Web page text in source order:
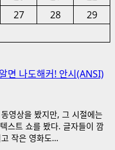
27 28
29
면 나도해커! 안시(ANSI)
영상을 봤지만, 그 시절에는
스트 쇼를 봤다. 글자들이 깜
작은 영화도…